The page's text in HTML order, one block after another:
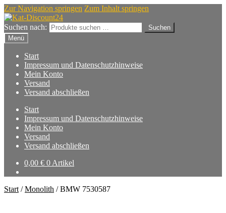
Zur Navigation springen Zum Inhalt springen
Suchen nach:
Suchen
Menü
Start
Impressum und Datenschutzhinweise
Mein Konto
Versand
Versand abschließen
Start
Impressum und Datenschutzhinweise
Mein Konto
Versand
Versand abschließen
0,00 € 0 Artikel
Start /Monolith /BMW 7530587